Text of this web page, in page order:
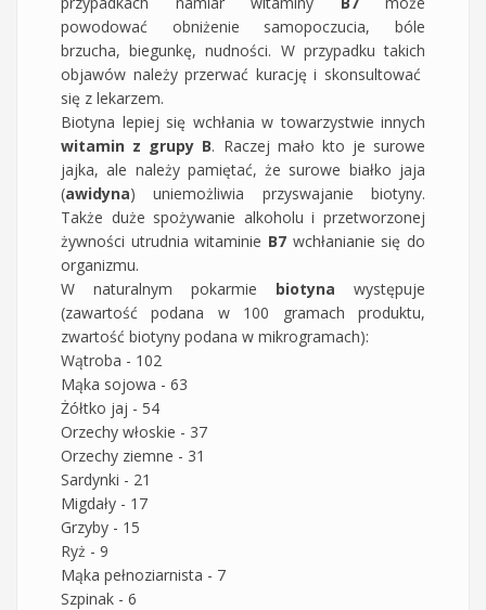
powodować obniżenie samopoczucia, bóle
brzucha, biegunkę, nudności. W przypadku takich
objawów należy przerwać kurację i skonsultować
się z lekarzem.
Biotyna lepiej się wchłania w towarzystwie innych
witamin z grupy B. Raczej mało kto je surowe
jajka, ale należy pamiętać, że surowe białko jaja
(awidyna) uniemożliwia przyswajanie biotyny.
Także duże spożywanie alkoholu i przetworzonej
żywności utrudnia witaminie B7 wchłanianie się do
organizmu.
W naturalnym pokarmie biotyna występuje
(zawartość podana w 100 gramach produktu,
zwartość biotyny podana w mikrogramach):
Wątroba - 102
Mąka sojowa - 63
Żółtko jaj - 54
Orzechy włoskie - 37
Orzechy ziemne - 31
Sardynki - 21
Migdały - 17
Grzyby - 15
Ryż - 9
Mąka pełnoziarnista - 7
Szpinak - 6